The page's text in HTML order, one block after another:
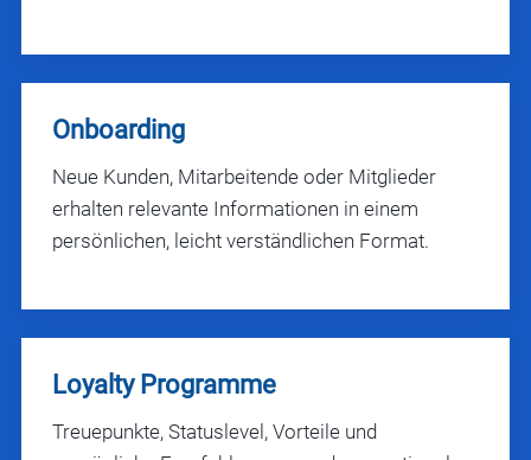
Onboarding
Neue Kunden, Mitarbeitende oder Mitglieder
erhalten relevante Informationen in einem
persönlichen, leicht verständlichen Format.
Loyalty Programme
Treuepunkte, Statuslevel, Vorteile und